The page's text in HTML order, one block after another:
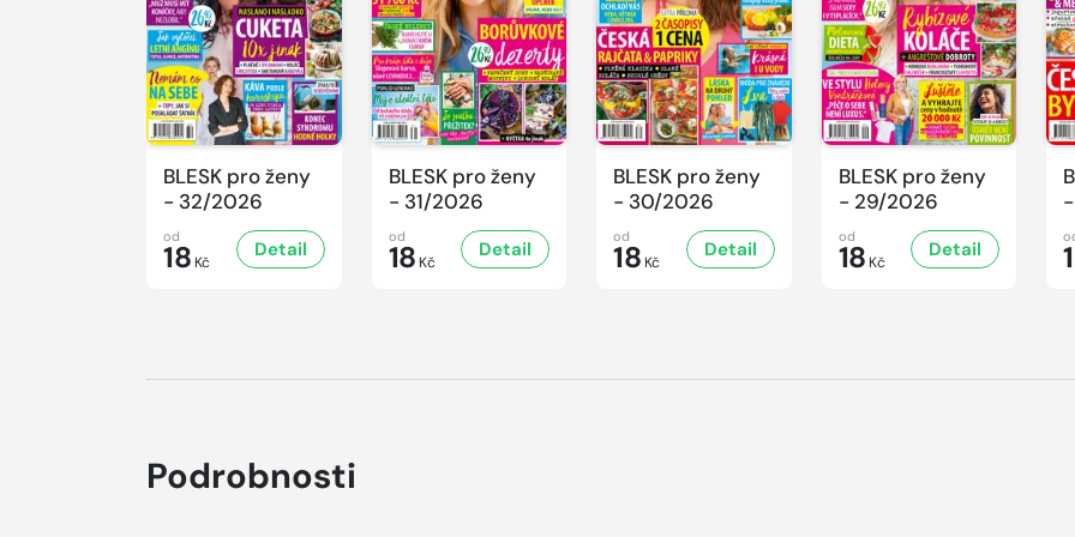
BLESK pro ženy
- 32/2026
od
18 Kč
Detail
BLESK pro ženy
- 31/2026
od
18 Kč
Detail
BLESK pro ženy
- 30/2026
od
18 Kč
Detail
BLESK pro ženy
- 29/2026
od
18 Kč
Detail
Podrobnosti